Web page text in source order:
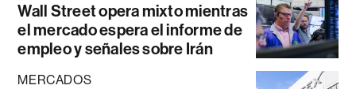
Wall Street opera mixto mientras
el mercado espera el informe de
empleo y señales sobre Irán
MERCADOS